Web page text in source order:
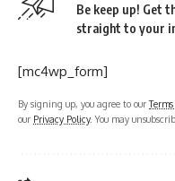
Be keep up! Get
straight to your
[mc4wp_form]
By signing up, you agree to our
our Privacy Policy. You may